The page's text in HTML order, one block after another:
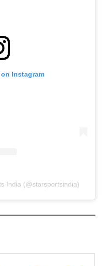
Instagram
India (@starsportsindia)